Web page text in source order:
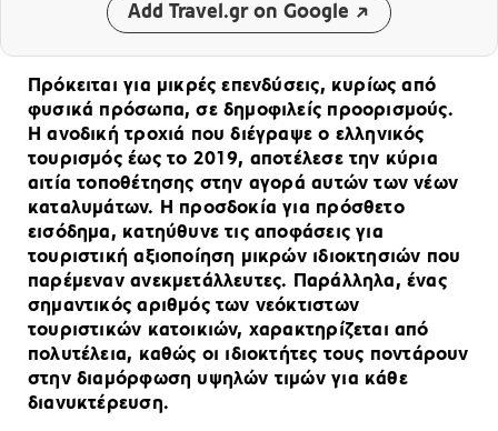
Add Travel.gr on Google
Πρόκειται για μικρές επενδύσεις, κυρίως από
φυσικά πρόσωπα, σε δημοφιλείς προορισμούς.
Η ανοδική τροχιά που διέγραψε ο ελληνικός
τουρισμός έως το 2019, αποτέλεσε την κύρια
αιτία τοποθέτησης στην αγορά αυτών των νέων
καταλυμάτων. Η προσδοκία για πρόσθετο
εισόδημα, κατηύθυνε τις αποφάσεις για
τουριστική αξιοποίηση μικρών ιδιοκτησιών που
παρέμεναν ανεκμετάλλευτες. Παράλληλα, ένας
σημαντικός αριθμός των νεόκτιστων
τουριστικών κατοικιών, χαρακτηρίζεται από
πολυτέλεια, καθώς οι ιδιοκτήτες τους ποντάρουν
στην διαμόρφωση υψηλών τιμών για κάθε
διανυκτέρευση.